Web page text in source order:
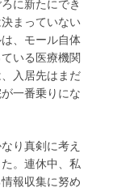
に新たにでき
まっていない
、モール自体
いる医療機関
入居先はまだ
一番乗りにな
り真剣に考え
。連休中、私
報収集に努め